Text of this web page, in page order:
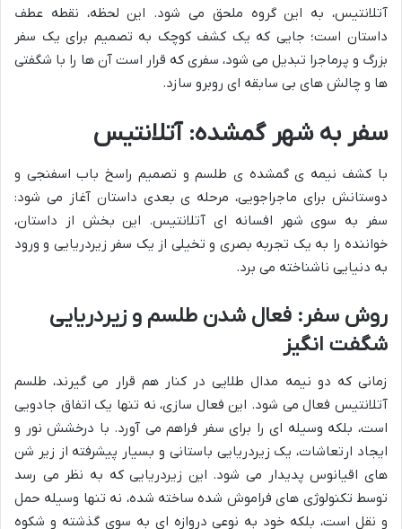
آتلانتیس، به این گروه ملحق می شود. این لحظه، نقطه عطف
داستان است؛ جایی که یک کشف کوچک به تصمیم برای یک سفر
بزرگ و پرماجرا تبدیل می شود، سفری که قرار است آن ها را با شگفتی
ها و چالش های بی سابقه ای روبرو سازد.
سفر به شهر گمشده: آتلانتیس
با کشف نیمه ی گمشده ی طلسم و تصمیم راسخ باب اسفنجی و
دوستانش برای ماجراجویی، مرحله ی بعدی داستان آغاز می شود:
سفر به سوی شهر افسانه ای آتلانتیس. این بخش از داستان،
خواننده را به یک تجربه بصری و تخیلی از یک سفر زیردریایی و ورود
به دنیایی ناشناخته می برد.
روش سفر: فعال شدن طلسم و زیردریایی
شگفت انگیز
زمانی که دو نیمه مدال طلایی در کنار هم قرار می گیرند، طلسم
آتلانتیس فعال می شود. این فعال سازی، نه تنها یک اتفاق جادویی
است، بلکه وسیله ای را برای سفر فراهم می آورد. با درخشش نور و
ایجاد ارتعاشات، یک زیردریایی باستانی و بسیار پیشرفته از زیر شن
های اقیانوس پدیدار می شود. این زیردریایی که به نظر می رسد
توسط تکنولوژی های فراموش شده ساخته شده، نه تنها وسیله حمل
و نقل است، بلکه خود به نوعی دروازه ای به سوی گذشته و شکوه